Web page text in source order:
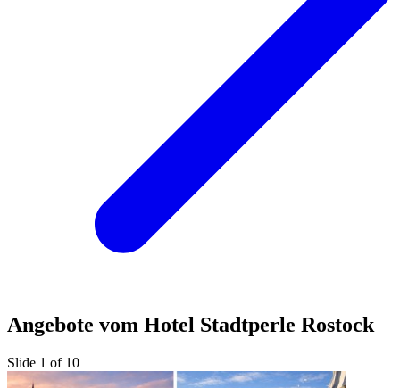
Angebote vom Hotel Stadtperle Rostock
Slide 1 of 10